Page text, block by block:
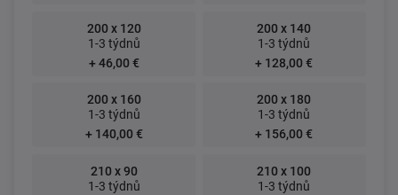
200 x 120
1-3 týdnů
+ 46,00 €
200 x 140
1-3 týdnů
+ 128,00 €
200 x 160
1-3 týdnů
+ 140,00 €
200 x 180
1-3 týdnů
+ 156,00 €
210 x 90
1-3 týdnů
210 x 100
1-3 týdnů